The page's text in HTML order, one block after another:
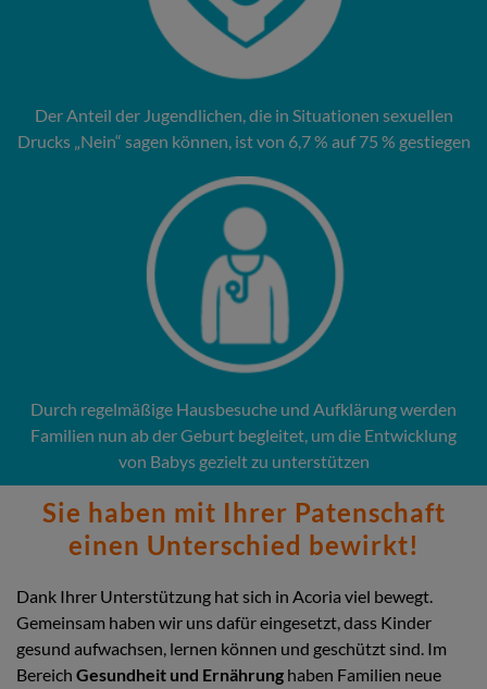
Der Anteil der Jugendlichen, die in Situationen sexuellen
Drucks „Nein“ sagen können, ist von 6,7 % auf 75 % gestiegen
Durch regelmäßige Hausbesuche und Aufklärung werden
Familien nun ab der Geburt begleitet, um die Entwicklung
von Babys gezielt zu unterstützen
Sie haben mit Ihrer Patenschaft
einen Unterschied bewirkt!
Dank Ihrer Unterstützung hat sich in Acoria viel bewegt.
Gemeinsam haben wir uns dafür eingesetzt, dass Kinder
gesund aufwachsen, lernen können und geschützt sind. Im
Bereich Gesundheit und Ernährung haben Familien neue